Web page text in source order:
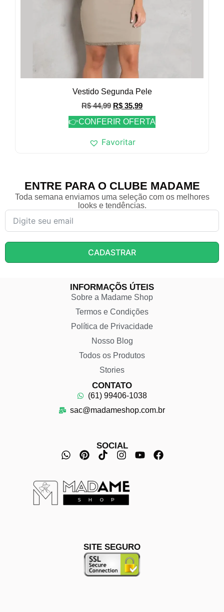
Vestido Segunda Pele
R$44,99 R$ 35,99
👉CONFERIR OFERTA
Favoritar
ENTRE PARA O CLUBE MADAME
Toda semana enviamos uma seleção com os melhores
looks e tendências.
CADASTRAR
INFORMAÇÕS ÚTEIS
Sobre a Madame Shop
Termos e Condições
Política de Privacidade
Nosso Blog
Todos os Produtos
Stories
CONTATO
(61) 99406-1038
sac@madameshop.com.br
SOCIAL
SITE SEGURO